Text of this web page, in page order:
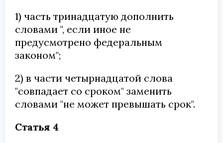
1) часть тринадцатую дополнить
словами ", если иное не
предусмотрено федеральным
законом";
2) в части четырнадцатой слова
"совпадает со сроком" заменить
словами "не может превышать срок".
Статья 4